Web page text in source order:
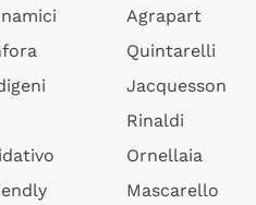
Agrapart
Quintarelli
Jacquesson
Rinaldi
Ornellaia
Mascarello